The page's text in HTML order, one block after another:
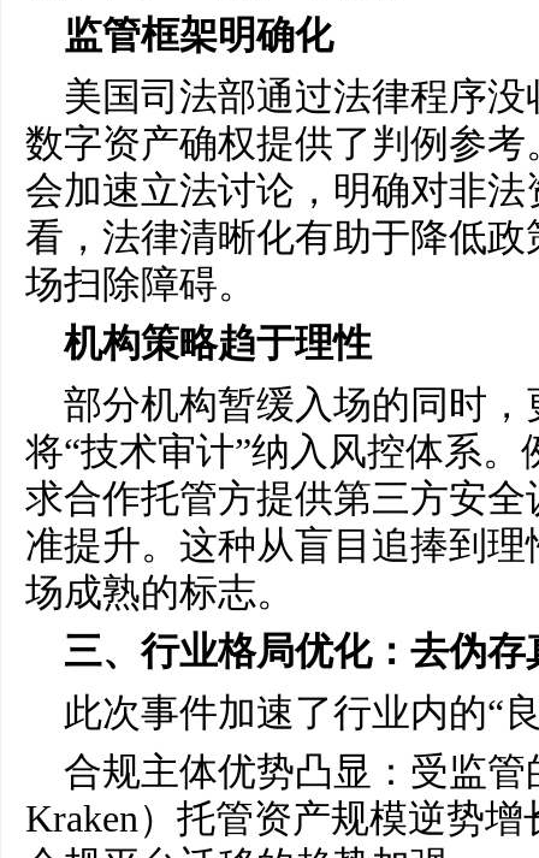
监管框架明确化
美国司法部通过法律程序
数字资产确权提供了判例参
会加速立法讨论，明确对非
看，法律清晰化有助于降低
场扫除障碍。
机构策略趋于理性
部分机构暂缓入场的同时
将“技术审计”纳入风控体系
求合作托管方提供第三方安
准提升。这种从盲目追捧到
场成熟的标志。
三、行业格局优化：去伪
此次事件加速了行业内的“
合规主体优势凸显：受监管
Kraken）托管资产规模逆势